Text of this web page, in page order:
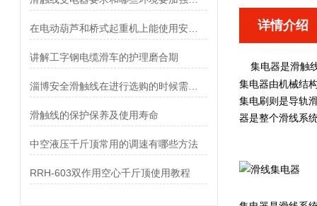
讲解工字钢电缆滑车的护理磨合期
滑触线的保护保养及使用寿命
中空液压千斤顶常用的调速有哪些方法
RRH-603双作用空心千斤顶使用教程
详情介绍
集电器是滑触
集电器由机械结
集电刷则是导轨
器是整个滑线系